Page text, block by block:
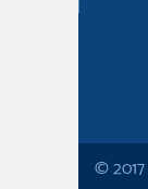
© 2017